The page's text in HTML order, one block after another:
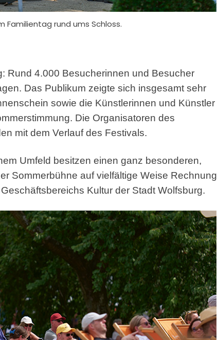
Familientag rund ums Schloss.
Rund 4.000 Besucherinnen und Besucher
Das Publikum zeigte sich insgesamt sehr
sowie die Künstlerinnen und Künstler
Die Organisatoren des
mit dem Verlauf des Festivals.
Umfeld besitzen einen ganz besonderen,
Sommerbühne auf vielfältige Weise Rechnung
Kultur der Stadt Wolfsburg.